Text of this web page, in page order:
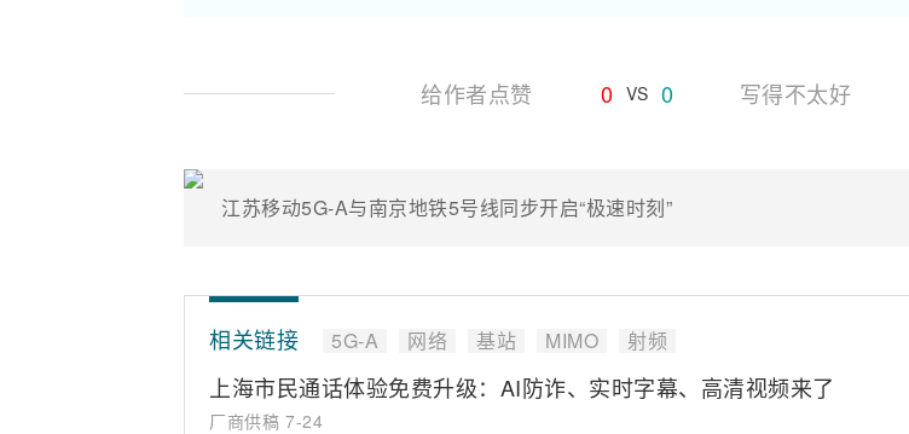
给作者点赞 0 VS 0 写得不太好
江苏移动5G-A与南京地铁5号线同步开启“极速时刻”
相关链接 5G-A 网络 基站 MIMO 射频
上海市民通话体验免费升级：AI防诈、实时字幕、高清视频来了
厂商供稿 7-24